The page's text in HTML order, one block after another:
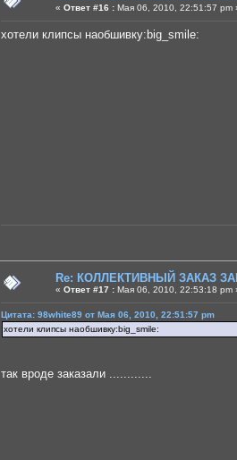
« Ответ #16 : Мая 06, 2010, 22:51:57 pm
хотели клипсы наобшивку:big_smile:
Re: КОЛЛЕКТИВНЫЙ ЗАКАЗ
« Ответ #17 : Мая 06, 2010, 22:53:18 pm
Цитата: 98white89 от Мая 06, 2010, 22:51:57 pm
хотели клипсы наобшивку:big_smile:
так вроде заказали ............